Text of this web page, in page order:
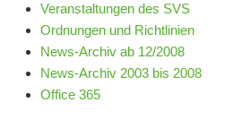
Veranstaltungen des SVS
Ordnungen und Richtlinien
News-Archiv ab 12/2008
News-Archiv 2003 bis 2008
Office 365